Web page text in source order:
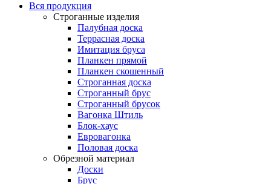
Вся продукция
Строганные изделия
Палубная доска
Террасная доска
Имитация бруса
Планкен прямой
Планкен скошенный
Строганная доска
Строганный брус
Строганный брусок
Вагонка Штиль
Блок-хаус
Евровагонка
Половая доска
Обрезной материал
Доски
Брус